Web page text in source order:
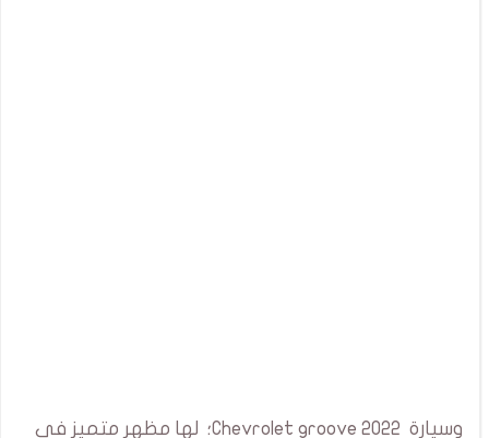
وسيارة Chevrolet groove 2022؛ لها مظهر متميز في